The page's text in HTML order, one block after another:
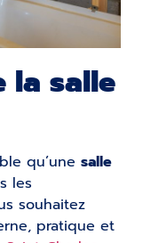
la salle
qu’unesalle
les
souhaitez
pratique et